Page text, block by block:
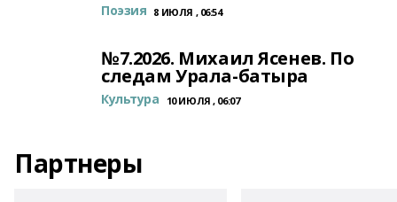
Поэзия 8 ИЮЛЯ , 06:54
№7.2026. Михаил Ясенев. По
следам Урала-батыра
Культура 10 ИЮЛЯ , 06:07
Партнеры